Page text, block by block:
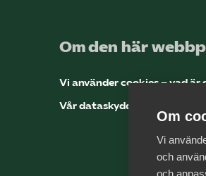
Om den här
Vi använder cookies – vad är
Vår dataskyddspolicy
Om
Vi
och
och